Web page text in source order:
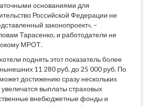
основаниями для
Российской Федерации не
законопроект», –
Тарасенко, и работодатели не
МРОТ.
поднять этот показатель более
11 280 руб. до 25 000 руб. По
достижению сразу нескольких
выплаты страховых
внебюджетные фонды и